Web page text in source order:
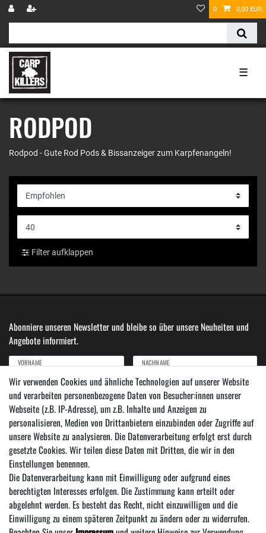
0 0,00 EUR
☰
RODPOD
Rodpod - Gute Rod Pods & Bissanzeiger zum Karpfenangeln!
Filter aufklappen
Abonniere unseren Newsletter und bleibe so über unsere Neuheiten und
Angebote informiert.
VORNAME NACHNAME
E-MAIL ***
Newsletter
Honig
Hiermit bestätige ich, dass ich dieDaten­schutz­erklärunggelesen habe. Meine Einwilligung
kann ich jederzeit widerrufen.***
*** Hierbei handelt es sich um ein Pflichtfeld.
Wir verwenden Cookies und ähnliche Technologien auf unserer Website
und verarbeiten personenbezogene Daten von Besucher:innen unserer
Webseite (z.B. IP-Adresse), um z.B. Inhalte und Anzeigen zu
personalisieren, Medien von Drittanbietern einzubinden oder Zugriffe auf
unsere Website zu analysieren. Die Datenverarbeitung erfolgt erst durch
gesetzte Cookies. Wir teilen diese Daten mit Dritten, die wir in den
Einstellungen benennen.
Die Datenverarbeitung kann mit Einwilligung oder aufgrund eines
berechtigten Interesses erfolgen. Die Zustimmung kann erteilt oder
abgelehnt werden. Es besteht das Recht, nicht einzuwilligen und die
Einwilligung zu einem späteren Zeitpunkt zu ändern oder zu widerrufen.